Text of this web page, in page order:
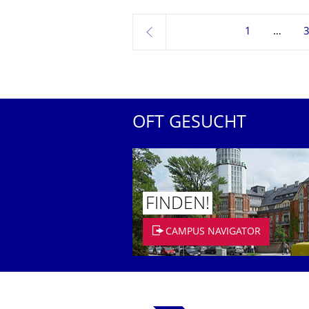
zurück
1 3
OFT GESUCHT
FINDEN!
CAMPUS NAVIGATOR